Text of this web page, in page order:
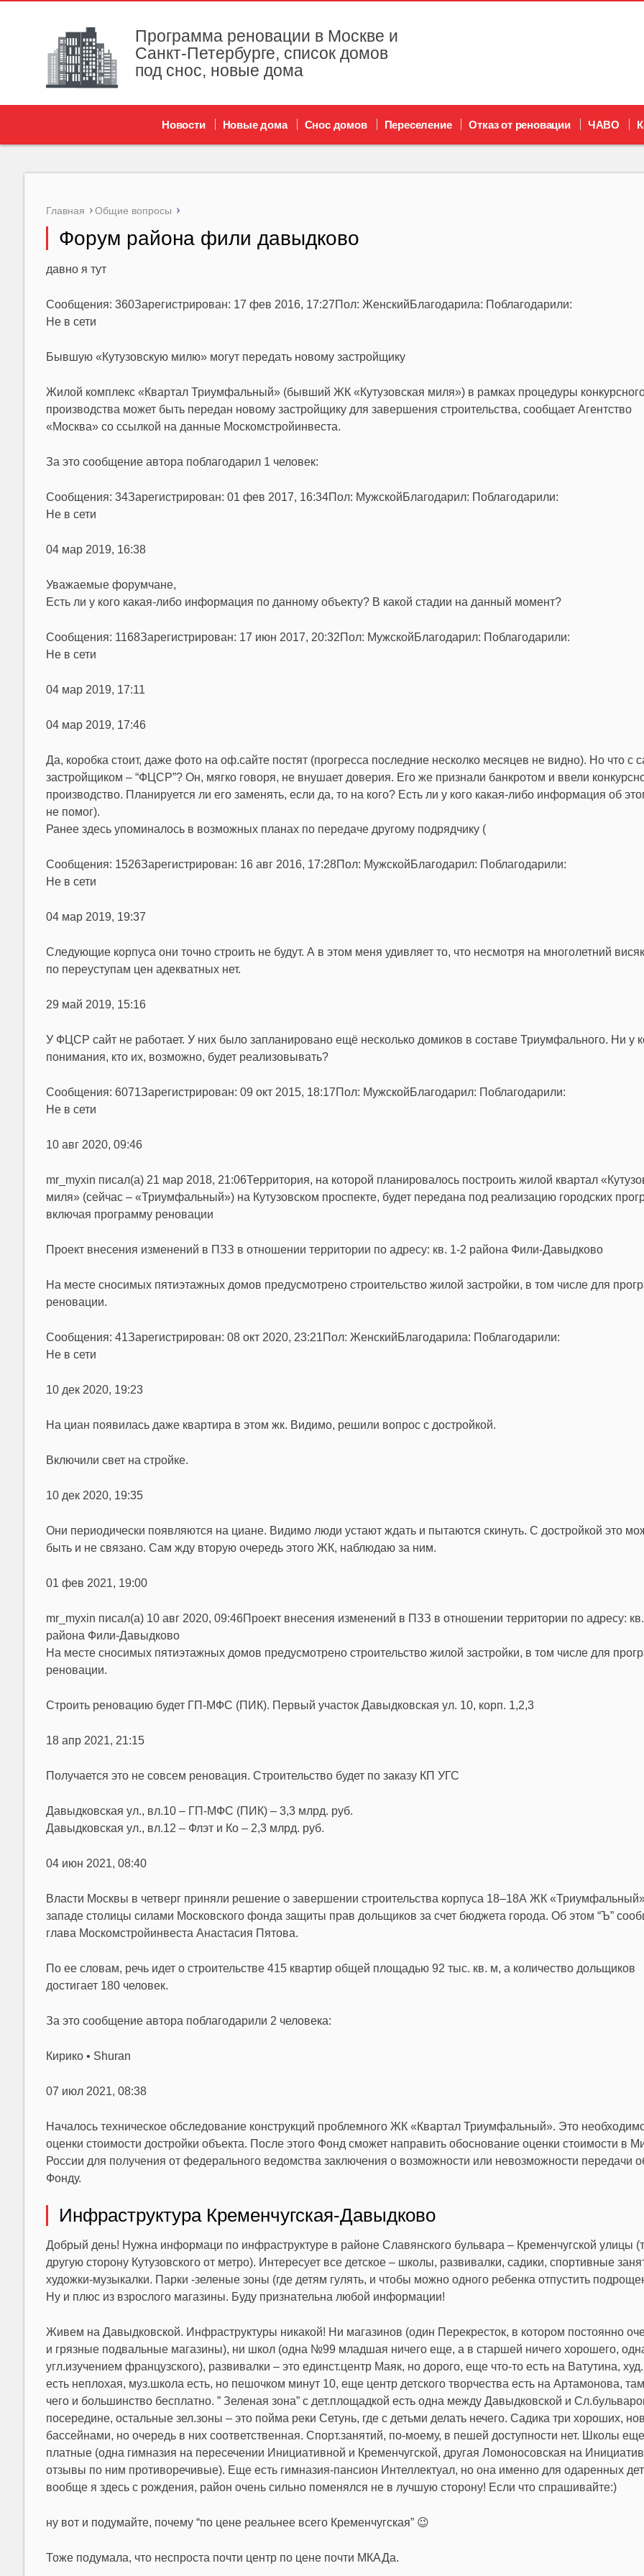
Программа реновации в Москве и
Санкт-Петербурге, список домов
под снос, новые дома
Новости Новые дома Снос домов Переселение Отказ от реновации ЧАВО
Главная Общие вопросы
Форум района фили давыдково
давно я тут
Сообщения: 360Зарегистрирован: 17 фев 2016, 17:27Пол: ЖенскийБлагодарила: Поблагодарили:
Не в сети
Бывшую «Кутузовскую милю» могут передать новому застройщику
Жилой комплекс «Квартал Триумфальный» (бывший ЖК «Кутузовская миля») в рамках процедуры
производства может быть передан новому застройщику для завершения строительства, сообщает Агентство
«Москва» со ссылкой на данные Москомстройинвеста.
За это сообщение автора поблагодарил 1 человек:
Сообщения: 34Зарегистрирован: 01 фев 2017, 16:34Пол: МужскойБлагодарил: Поблагодарили:
Не в сети
04 мар 2019, 16:38
Уважаемые форумчане,
Есть ли у кого какая-либо информация по данному объекту? В какой стадии на данный момент?
Сообщения: 1168Зарегистрирован: 17 июн 2017, 20:32Пол: МужскойБлагодарил: Поблагодарили:
Не в сети
04 мар 2019, 17:11
04 мар 2019, 17:46
Да, коробка стоит, даже фото на оф.сайте постят (прогресса последние несколко месяцев не видно). Но что с
застройщиком – “ФЦСР”? Он, мягко говоря, не внушает доверия. Его же признали банкротом и ввели
производство. Планируется ли его заменять, если да, то на кого? Есть ли у кого какая-либо информация об
не помог).
Ранее здесь упоминалось в возможных планах по передаче другому подрядчику (
Сообщения: 1526Зарегистрирован: 16 авг 2016, 17:28Пол: МужскойБлагодарил: Поблагодарили:
Не в сети
04 мар 2019, 19:37
Следующие корпуса они точно строить не будут. А в этом меня удивляет то, что несмотря на многолетний
по переуступам цен адекватных нет.
29 май 2019, 15:16
У ФЦСР сайт не работает. У них было запланировано ещё несколько домиков в составе Триумфального. Ни у
понимания, кто их, возможно, будет реализовывать?
Сообщения: 6071Зарегистрирован: 09 окт 2015, 18:17Пол: МужскойБлагодарил: Поблагодарили:
Не в сети
10 авг 2020, 09:46
mr_myxin писал(а) 21 мар 2018, 21:06Территория, на которой планировалось построить жилой квартал
миля» (сейчас – «Триумфальный») на Кутузовском проспекте, будет передана под реализацию городских
включая программу реновации
Проект внесения изменений в ПЗЗ в отношении территории по адресу: кв. 1-2 района Фили-Давыдково
На месте сносимых пятиэтажных домов предусмотрено строительство жилой застройки, в том числе для
реновации.
Сообщения: 41Зарегистрирован: 08 окт 2020, 23:21Пол: ЖенскийБлагодарила: Поблагодарили:
Не в сети
10 дек 2020, 19:23
На циан появилась даже квартира в этом жк. Видимо, решили вопрос с достройкой.
Включили свет на стройке.
10 дек 2020, 19:35
Они периодически появляются на циане. Видимо люди устают ждать и пытаются скинуть. С достройкой это
быть и не связано. Сам жду вторую очередь этого ЖК, наблюдаю за ним.
01 фев 2021, 19:00
mr_myxin писал(а) 10 авг 2020, 09:46Проект внесения изменений в ПЗЗ в отношении территории по адресу:
района Фили-Давыдково
На месте сносимых пятиэтажных домов предусмотрено строительство жилой застройки, в том числе для
реновации.
Строить реновацию будет ГП-МФС (ПИК). Первый участок Давыдковская ул. 10, корп. 1,2,3
18 апр 2021, 21:15
Получается это не совсем реновация. Строительство будет по заказу КП УГС
Давыдковская ул., вл.10 – ГП-МФС (ПИК) – 3,3 млрд. руб.
Давыдковская ул., вл.12 – Флэт и Ко – 2,3 млрд. руб.
04 июн 2021, 08:40
Власти Москвы в четверг приняли решение о завершении строительства корпуса 18–18А ЖК
западе столицы силами Московского фонда защиты прав дольщиков за счет бюджета города. Об этом “Ъ”
глава Москомстройинвеста Анастасия Пятова.
По ее словам, речь идет о строительстве 415 квартир общей площадью 92 тыс. кв. м, а количество дольщиков
достигает 180 человек.
За это сообщение автора поблагодарили 2 человека:
Кирико • Shuran
07 июл 2021, 08:38
Началось техническое обследование конструкций проблемного ЖК «Квартал Триумфальный». Это
оценки стоимости достройки объекта. После этого Фонд сможет направить обоснование оценки стоимости в
России для получения от федерального ведомства заключения о возможности или невозможности передачи
Фонду.
Инфраструктура Кременчугская-Давыдково
Добрый день! Нужна информаци по инфраструктуре в районе Славянского бульвара – Кременчугской улицы
другую сторону Кутузовского от метро). Интересует все детское – школы, развивалки, садики, спортивные
художки-музыкалки. Парки -зеленые зоны (где детям гулять, и чтобы можно одного ребенка отпустить
Ну и плюс из взрослого магазины. Буду признательна любой информации!
Живем на Давыдковской. Инфраструктуры никакой! Ни магазинов (один Перекресток, в котором постоянно
и грязные подвальные магазины), ни школ (одна №99 младшая ничего еще, а в старшей ничего хорошего,
угл.изучением французского), развивалки – это единст.центр Маяк, но дорого, еще что-то есть на Ватутина,
есть неплохая, муз.школа есть, но пешочком минут 10, еще центр детского творчества есть на Артамонова,
чего и большинство бесплатно. ” Зеленая зона” с дет.площадкой есть одна между Давыдковской и
посередине, остальные зел.зоны – это пойма реки Сетунь, где с детьми делать нечего. Садика три хороших,
бассейнами, но очередь в них соответственная. Спорт.занятий, по-моему, в пешей доступности нет. Школы
платные (одна гимназия на пересечении Инициативной и Кременчугской, другая Ломоносовская на
отзывы по ним противоречивые). Еще есть гимназия-пансион Интеллектуал, но она именно для одаренных
вообще я здесь с рождения, район очень сильно поменялся не в лучшую сторону! Если что спрашивайте:)
ну вот и подумайте, почему “по цене реальнее всего Кременчугская” 😉
Тоже подумала, что неспроста почти центр по цене почти МКАДа.